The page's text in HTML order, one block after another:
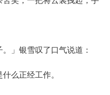
」银雪叹了口气说道：
么正经工作。